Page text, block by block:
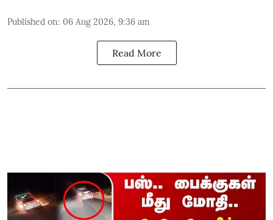
Published on: 06 Aug 2026, 9:36 am
Read More